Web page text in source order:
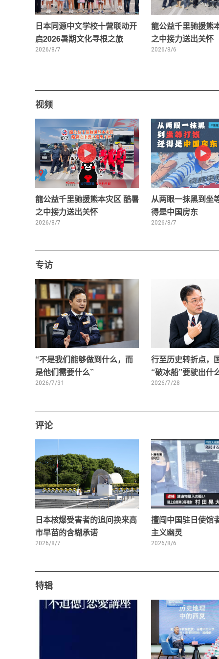
日本同源中文学校十营联动开
启2026暑期文化寻根之旅
2026/8/7
龍公益千里驰援熊
之中接力送出关怀
2026/8/6
视频
龍公益千里驰援熊本灾区 酷暑
之中接力送出关怀
2026/8/7
从两眼一抹黑到坐
得是中国房东
2026/8/7
专访
“不是我们能够做到什么，而
是他们需要什么”
2026/7/31
行至历史转折点，
“破冰船”要驶出什
2026/7/28
评论
日本核爆受害者的追问换来高
市早苗的含糊承诺
2026/8/7
擅闯中国驻日使馆
主义幽灵
2026/8/6
特辑